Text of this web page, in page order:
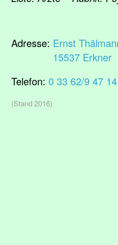
Adresse: Ernst
15537 Erkner
Telefon: 0 33 62/9 47
(Stand 2016)